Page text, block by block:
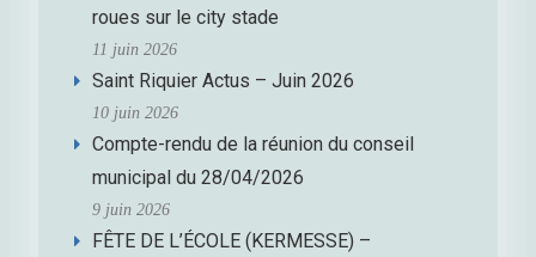
roues sur le city stade
11 juin 2026
Saint Riquier Actus – Juin 2026
10 juin 2026
Compte-rendu de la réunion du conseil
municipal du 28/04/2026
9 juin 2026
FÊTE DE L’ÉCOLE (KERMESSE) –